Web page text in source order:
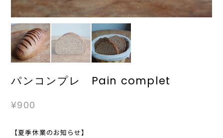
パンコンプレ Pain complet
¥900
【夏季休業のお知らせ】